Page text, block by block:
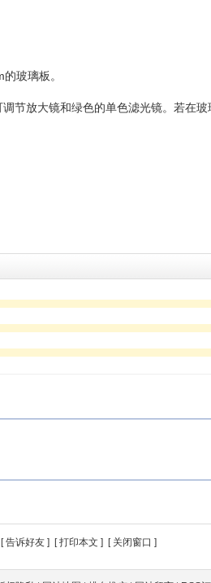
玻璃板。
节放大镜和绿色的单色滤光镜。若在
告诉好友 ] [打印本文 ] [ 关闭窗口 ]